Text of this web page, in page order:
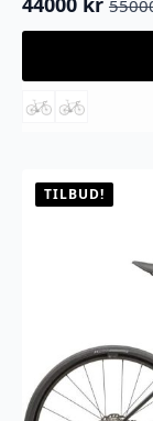
Opprinnelig
pris
55000 kr.
Nåværende
pris
44000 kr.
Dette
har
flere
velges
på
TILBUD!